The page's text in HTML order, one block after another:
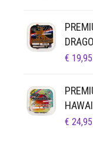
€ 19,95
€ 24,95